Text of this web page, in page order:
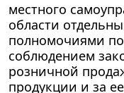
местного
области
полномочиями
соблюдением
розничной
продукции и за